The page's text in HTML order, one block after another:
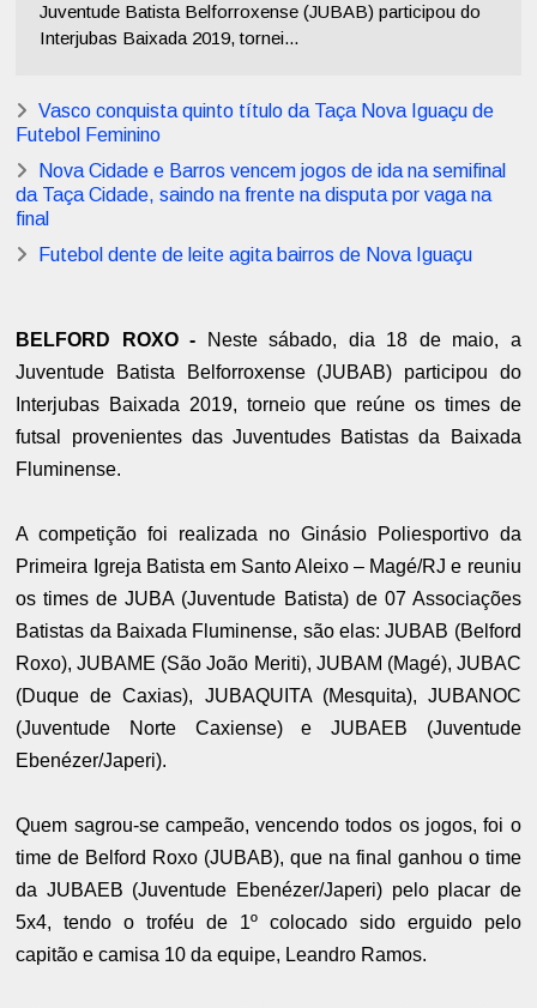
Juventude Batista Belforroxense (JUBAB) participou do
Interjubas Baixada 2019, tornei...
Vasco conquista quinto título da Taça Nova Iguaçu de
Futebol Feminino
Nova Cidade e Barros vencem jogos de ida na semifinal
da Taça Cidade, saindo na frente na disputa por vaga na
final
Futebol dente de leite agita bairros de Nova Iguaçu
BELFORD ROXO - Neste sábado, dia 18 de maio, a
Juventude Batista Belforroxense (JUBAB) participou do
Interjubas Baixada 2019, torneio que reúne os times de
futsal provenientes das Juventudes Batistas da Baixada
Fluminense.
A competição foi realizada no Ginásio Poliesportivo da
Primeira Igreja Batista em Santo Aleixo – Magé/RJ e reuniu
os times de JUBA (Juventude Batista) de 07 Associações
Batistas da Baixada Fluminense, são elas: JUBAB (Belford
Roxo), JUBAME (São João Meriti), JUBAM (Magé), JUBAC
(Duque de Caxias), JUBAQUITA (Mesquita), JUBANOC
(Juventude Norte Caxiense) e JUBAEB (Juventude
Ebenézer/Japeri).
Quem sagrou-se campeão, vencendo todos os jogos, foi o
time de Belford Roxo (JUBAB), que na final ganhou o time
da JUBAEB (Juventude Ebenézer/Japeri) pelo placar de
5x4, tendo o troféu de 1º colocado sido erguido pelo
capitão e camisa 10 da equipe, Leandro Ramos.